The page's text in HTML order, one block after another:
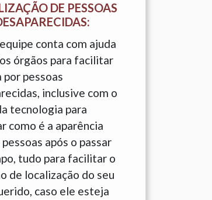
DE PESSOAS
conta com ajuda
órgãos para facilitar
por pessoas
inclusive com o
tecnologia para
como é a aparência
após o passar
tudo para facilitar o
de localização do seu
caso ele esteja